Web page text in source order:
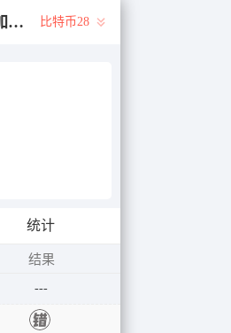
永久预测：28Yc.cOm 加拿大28-加拿大28pc开奖官网网站|加拿大28结果查询预测|pc28加拿大官网在线预测|pc28加拿大官网 比特币28
统计
结果
---
错